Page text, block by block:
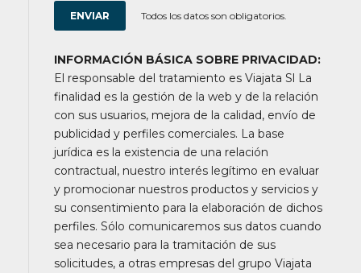
Todos los datos son obligatorios.
INFORMACIÓN BÁSICA SOBRE PRIVACIDAD:
El responsable del tratamiento es Viajata Sl La
finalidad es la gestión de la web y de la relación
con sus usuarios, mejora de la calidad, envío de
publicidad y perfiles comerciales. La base
jurídica es la existencia de una relación
contractual, nuestro interés legítimo en evaluar
y promocionar nuestros productos y servicios y
su consentimiento para la elaboración de dichos
perfiles. Sólo comunicaremos sus datos cuando
sea necesario para la tramitación de sus
solicitudes, a otras empresas del grupo Viajata